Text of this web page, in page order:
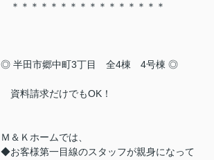
＊＊＊＊＊＊＊＊＊＊＊＊＊＊＊＊
◎ 半田市郷中町3丁目 全4棟 4号棟 ◎
資料請求だけでもOK！
Ｍ＆Ｋホームでは、
◆お客様第一目線のスタッフが親身になって